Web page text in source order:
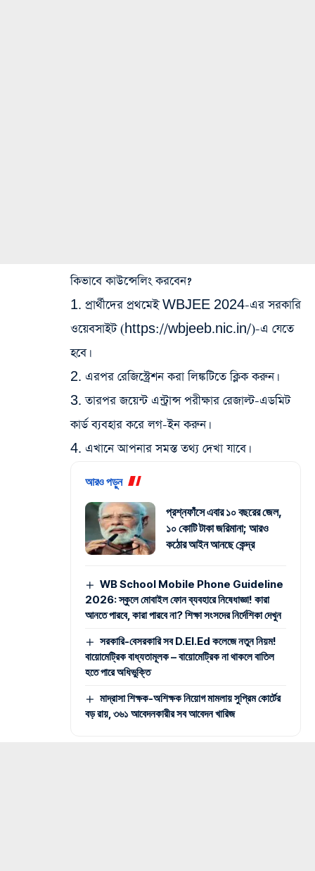
কিভাবে কাউন্সেলিং করবেন?
1. প্রার্থীদের প্রথমেই WBJEE 2024-এর সরকারি
ওয়েবসাইট (https://wbjeeb.nic.in/)-এ যেতে
হবে।
2. এরপর রেজিস্ট্রেশন করা লিঙ্কটিতে ক্লিক করুন।
3. তারপর জয়েন্ট এন্ট্রান্স পরীক্ষার রেজাল্ট-এডমিট‌
কার্ড‌ ব্যবহার করে লগ-ইন করুন।
4. এখানে আপনার সমস্ত তথ্য দেখা যাবে।
আরও পড়ুন
প্রশ্নফাঁসে এবার ১০ বছরের জেল,
১০ কোটি টাকা জরিমানা; আরও
কঠোর আইন আনছে কেন্দ্র
WB School Mobile Phone Guideline
2026: স্কুলে মোবাইল ফোন ব্যবহারে নিষেধাজ্ঞা! কারা
আনতে পারবে, কারা পারবে না? শিক্ষা সংসদের নির্দেশিকা দেখুন
সরকারি-বেসরকারি সব D.El.Ed কলেজে নতুন নিয়ম!
বায়োমেট্রিক বাধ্যতামূলক – বায়োমেট্রিক না থাকলে বাতিল
হতে পারে অধিভুক্তি
মাদ্রাসা শিক্ষক-অশিক্ষক নিয়োগ মামলায় সুপ্রিম কোর্টের
বড় রায়, ৩৬১ আবেদনকারীর সব আবেদন খারিজ